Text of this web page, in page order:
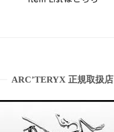
ARC’TERYX 正規取扱店